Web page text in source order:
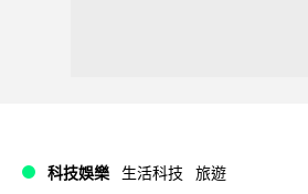
科技娛樂 生活科技 旅遊